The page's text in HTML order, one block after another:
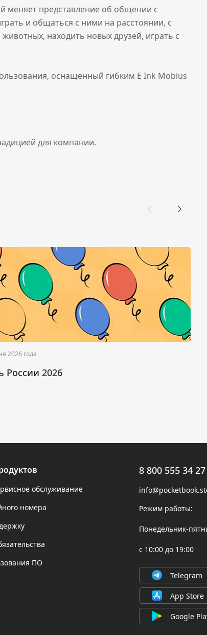
меняет представление об общении с
и общаться с ними на расстоянии, с
находить новых друзей, играть с
оснащенный гибким E Ink Mobius
для компании.
2026 года
России 2026
обслуживание
номера
ПО
8 800 555 34 27
Режим работы:
Понедельник-
с 10:00 до 19:00
Telegram
App Store
Google